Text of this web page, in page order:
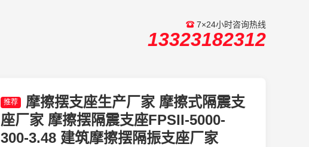
7×24小时咨询热线
13323182312
推荐
摩擦摆支座生产厂家 摩擦式隔震支
座厂家 摩擦摆隔震支座FPSII-5000-
300-3.48 建筑摩擦摆隔振支座厂家